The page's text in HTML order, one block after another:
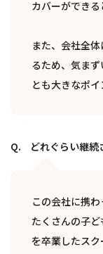
カバーができる
また、会社全
るため、気ま
とも大きなポイ
どれぐらい継続
この会社に携わ
たくさんの子
を卒業したスク